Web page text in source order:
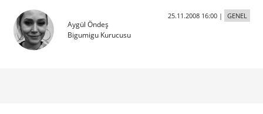
Aygül Öndeş
Bigumigu Kurucusu
25.11.2008 16:00| GENEL